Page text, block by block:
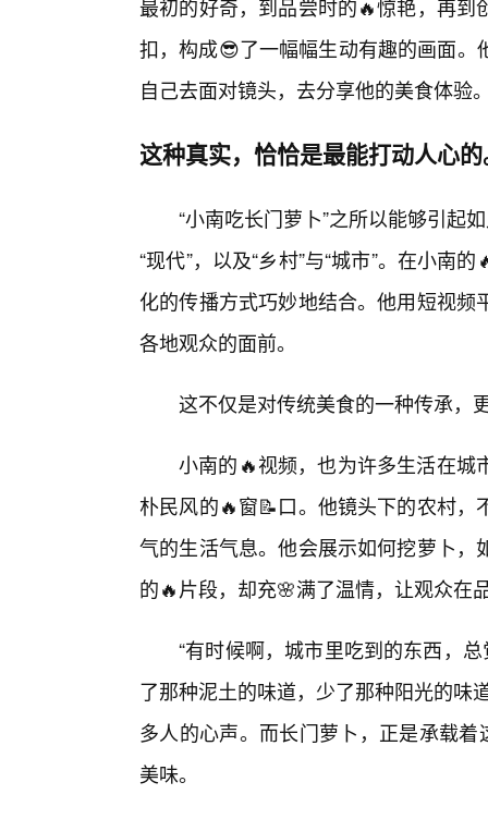
最初的好奇，到品尝时的🔥惊艳，再
扣，构成😎了一幅幅生动有趣的画面
自己去面对镜头，去分享他的美食体验
这种真实，恰恰是最能打动人心
“小南吃长门萝卜”之所以能够引起
“现代”，以及“乡村”与“城市”。在小南
化的传播方式巧妙地结合。他用短视
各地观众的面前。
这不仅是对传统美食的一种传承，
小南的🔥视频，也为许多生活在城
朴民风的🔥窗📝口。他镜头下的农村
气的生活气息。他会展示如何挖萝卜
的🔥片段，却充🌸满了温情，让观众在
“有时候啊，城市里吃到的东西，
了那种泥土的味道，少了那种阳光的
多人的心声。而长门萝卜，正是承载
美味。